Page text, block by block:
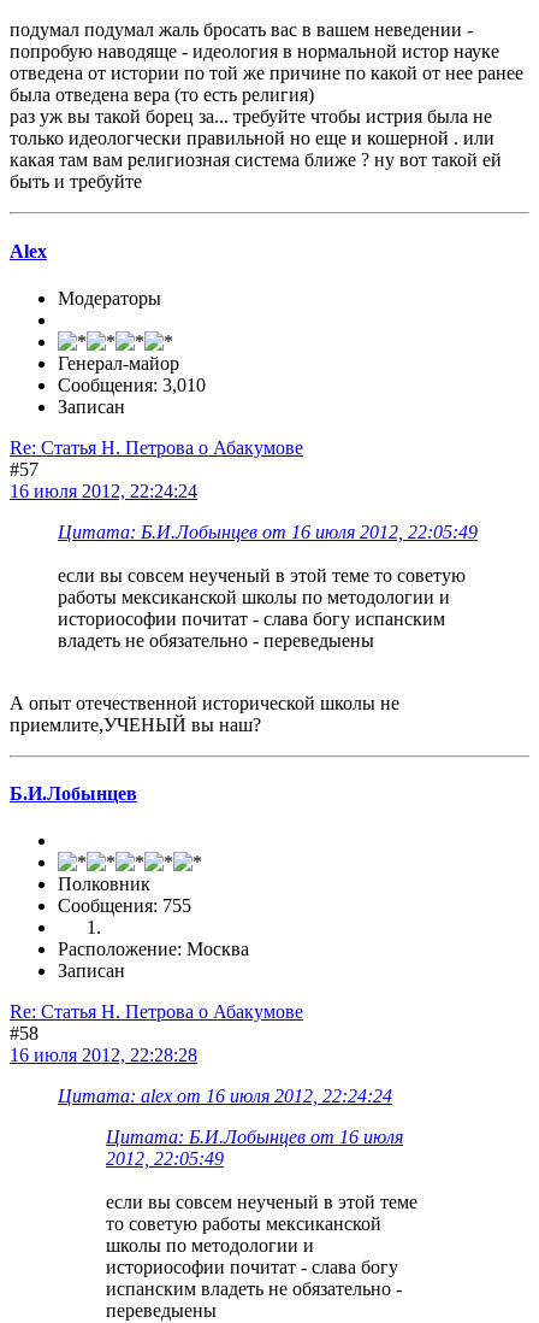
подумал подумал жаль бросать вас в вашем неведении -
попробую наводяще - идеология в нормальной истор науке
отведена от истории по той же причине по какой от нее ранее
была отведена вера (то есть религия)
раз уж вы такой борец за... требуйте чтобы истрия была не
только идеологчески правильной но еще и кошерной . или
какая там вам религиозная система ближе ? ну вот такой ей
быть и требуйте
Alex
Модераторы
Генерал-майор
Сообщения: 3,010
Записан
Re: Статья Н. Петрова о Абакумове
#57
16 июля 2012, 22:24:24
Цитата: Б.И.Лобынцев от 16 июля 2012, 22:05:49
если вы совсем неученый в этой теме то советую
работы мексиканской школы по методологии и
историософии почитат - слава богу испанским
владеть не обязательно - переведыены
А опыт отечественной исторической школы не
приемлите,УЧЕНЫЙ вы наш?
Б.И.Лобынцев
Полковник
Сообщения: 755
Расположение: Москва
Записан
Re: Статья Н. Петрова о Абакумове
#58
16 июля 2012, 22:28:28
Цитата: alex от 16 июля 2012, 22:24:24
Цитата: Б.И.Лобынцев от 16 июля
2012, 22:05:49
если вы совсем неученый в этой теме
то советую работы мексиканской
школы по методологии и
историософии почитат - слава богу
испанским владеть не обязательно -
переведыены